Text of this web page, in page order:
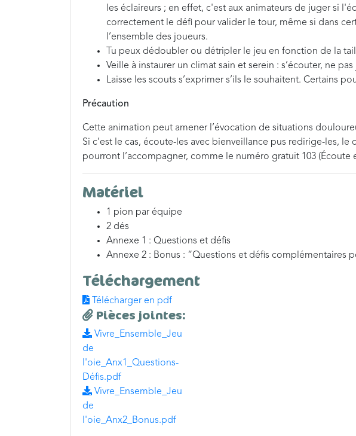
les éclaireurs ; en effet, c'est aux animateurs de juger si
correctement le défi pour valider le tour, même si dans
l’ensemble des joueurs.
Tu peux dédoubler ou détripler le jeu en fonction de la
Veille à instaurer un climat sain et serein : s’écouter, ne
Laisse les scouts s’exprimer s’ils le souhaitent. Certains
Précaution
Cette animation peut amener l’évocation de situations
Si c’est le cas, écoute-les avec bienveillance pus redirige-les, le
pourront l’accompagner, comme le numéro gratuit 103 (Écoute
Matériel
1 pion par équipe
2 dés
Annexe 1 : Questions et défis
Annexe 2 : Bonus : “Questions et défis complémentaires
Téléchargement
Télécharger en pdf
Pièces jointes:
Vivre_Ensemble_Jeu
de
l'oie_Anx1_Questions-
Défis.pdf
Vivre_Ensemble_Jeu
de
l'oie_Anx2_Bonus.pdf